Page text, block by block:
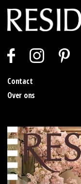
Contact
Over ons